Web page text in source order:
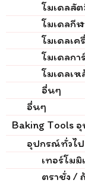
โมเดลสัต
โมเดลกีฬ
โมเดลเค
โมเดลก
โมเดลเห
อื่นๆ
อื่นๆ
Baking Tools
อุปกรณ์ทั่วไป
เทอร์โม
ตราชั่ง /